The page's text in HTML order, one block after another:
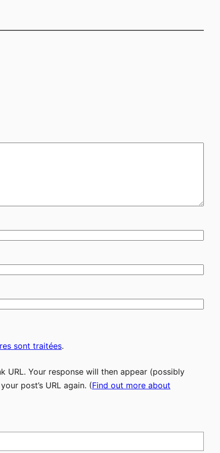
sont traitées.
URL. Your response will then appear (possibly
post’s URL again. (Find out more about